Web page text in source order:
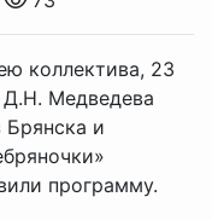
коллектива, 23
Медведева
Брянска и
программу.